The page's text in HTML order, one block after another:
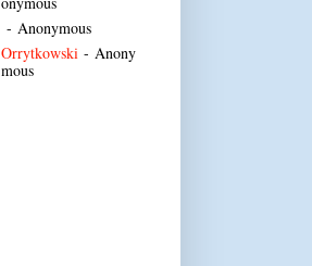
- Anonymous
Orrytkowski - Anony
mous